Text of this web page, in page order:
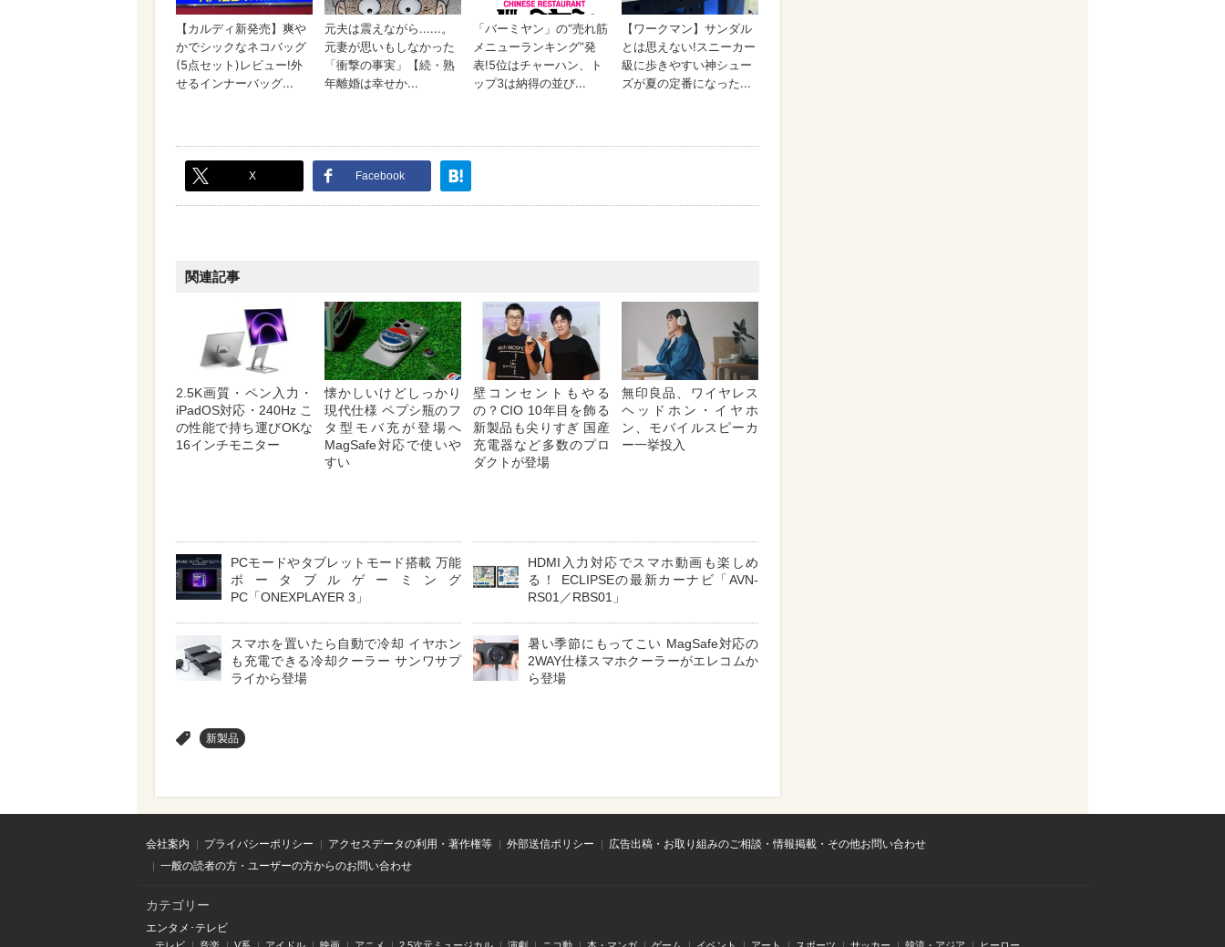
X Facebook
関連記事
2.5K画質・ペン入力・
iPadOS対応・240Hz こ
の性能で持ち運びOKな
16インチモニター
懐かしいけどしっかり
現代仕様 ペプシ瓶のフ
タ型モバ充が登場へ
MagSafe対応で使いや
すい
壁コンセントもやる
の？CIO 10年目を飾る
新製品も尖りすぎ 国産
充電器など多数のプロ
ダクトが登場
無印良品、ワイヤレス
ヘッドホン・イヤホ
ン、モバイルスピーカ
ー一挙投入
PCモードやタブレットモード搭載 万能
ポータブルゲーミング
PC「ONEXPLAYER 3」
HDMI入力対応でスマホ動画も楽しめ
る！ ECLIPSEの最新カーナビ「AVN-
RS01／RBS01」
スマホを置いたら自動で冷却 イヤホン
も充電できる冷却クーラー サンワサプ
ライから登場
暑い季節にもってこい MagSafe対応の
2WAY仕様スマホクーラーがエレコムか
ら登場
新製品
会社案内 プライバシーポリシー アクセスデータの利用・著作権等 外部送信ポリシー
広告出稿・お取り組みのご相談・情報掲載・その他お問い合わせ
一般の読者の方・ユーザーの方からのお問い合わせ
カテゴリー
エンタメ･テレビ